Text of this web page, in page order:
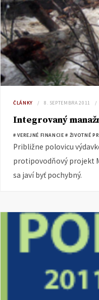
ČLÁNKY 8. SEPTEMBRA 2011
Integrovaný
# VEREJNÉ FINANCIE # ŽIVOTNÉ
Približne polovicu
protipovodňový projekt
sa javí byť pochybný.